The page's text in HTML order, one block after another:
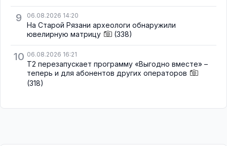
9 06.08.2026 14:20
На Старой Рязани археологи обнаружили
ювелирную матрицу
(338)
10 06.08.2026 16:21
Т2 перезапускает программу «Выгодно вместе» –
теперь и для абонентов других операторов
(318)